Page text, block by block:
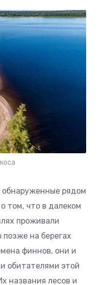
обнаруженные рядом
том, что в далеком
проживали
на берегах
финнов, они и
обитателями этой
названия лесов и